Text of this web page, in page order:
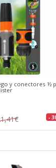
y conectores ½
-